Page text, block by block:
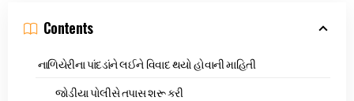
Contents
નાળિયેરીના પાંદડાંને લઈને વિવાદ થયો હોવાની માહિતી
જોડીયા પોલીસે તપાસ શરૂ કરી